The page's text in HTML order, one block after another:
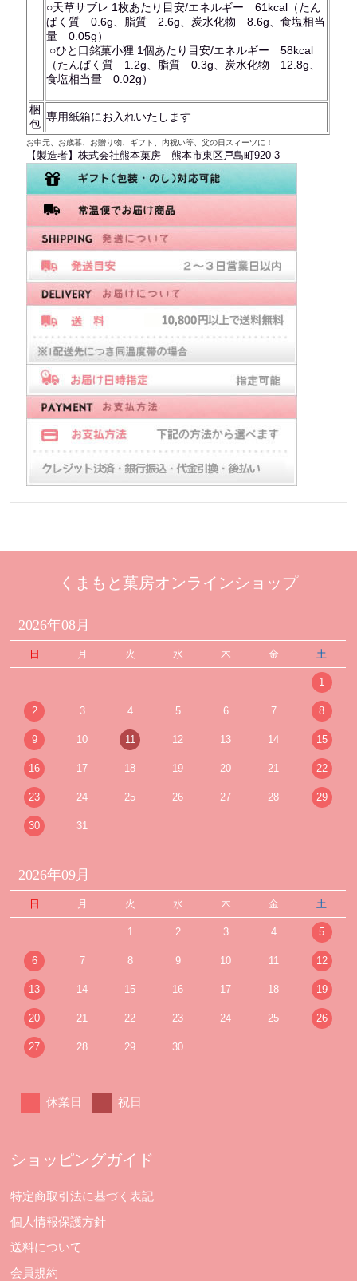
○天草サブレ 1枚あたり目安/エネルギー 61kcal（たん
ぱく質 0.6g、脂質 2.6g、炭水化物 8.6g、食塩相当
量 0.05g）
○ひと口銘菓小狸 1個あたり目安/エネルギー 58kcal
（たんぱく質 1.2g、脂質 0.3g、炭水化物 12.8g、
食塩相当量 0.02g）
梱
包
専用紙箱にお入れいたします
お中元、お歳暮、お贈り物、ギフト、内祝い等、父の日スィーツに！
【製造者】株式会社熊本菓房 熊本市東区戸島町920-3
くまもと菓房オンラインショップ
2026年08月
日 月 火 水 木 金 土
1
2 3 4 5 6 7 8
9 10 11 12 13 14 15
16 17 18 19 20 21 22
23 24 25 26 27 28 29
30 31
2026年09月
日 月 火 水 木 金 土
1 2 3 4 5
6 7 8 9 10 11 12
13 14 15 16 17 18 19
20 21 22 23 24 25 26
27 28 29 30
休業日 祝日
ショッピングガイド
特定商取引法に基づく表記
個人情報保護方針
送料について
会員規約